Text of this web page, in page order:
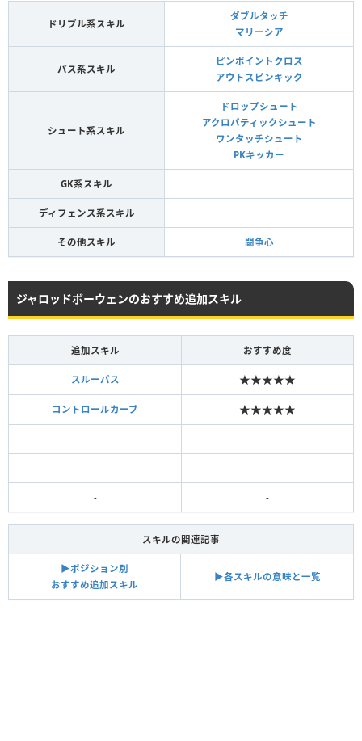
ドリブル系スキル
ダブルタッチ
マリーシア
パス系スキル
ピンポイントクロス
アウトスピンキック
シュート系スキル
ドロップシュート
アクロバティックシュート
ワンタッチシュート
PKキッカー
GK系スキル
ディフェンス系スキル
その他スキル 闘争心
ジャロッドボーウェンのおすすめ追加スキル
追加スキル おすすめ度
スルーパス ★★★★★
コントロールカーブ ★★★★★
- -
- -
- -
スキルの関連記事
▶︎ポジション別
おすすめ追加スキル
▶︎各スキルの意味と一覧